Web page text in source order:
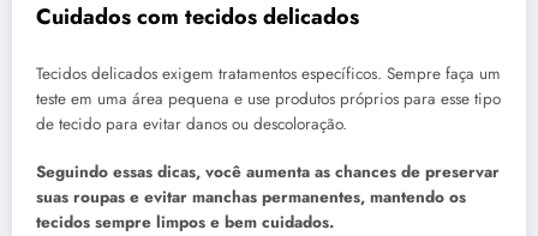
Cuidados com tecidos delicados
Tecidos delicados exigem tratamentos específicos. Sempre faça um
teste em uma área pequena e use produtos próprios para esse tipo
de tecido para evitar danos ou descoloração.
Seguindo essas dicas, você aumenta as chances de preservar
suas roupas e evitar manchas permanentes, mantendo os
tecidos sempre limpos e bem cuidados.